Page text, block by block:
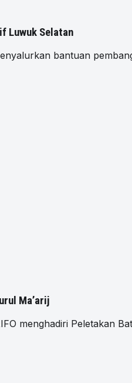
Luwuk Selatan
bantuan
Ma’arij
menghadiri Peletakan